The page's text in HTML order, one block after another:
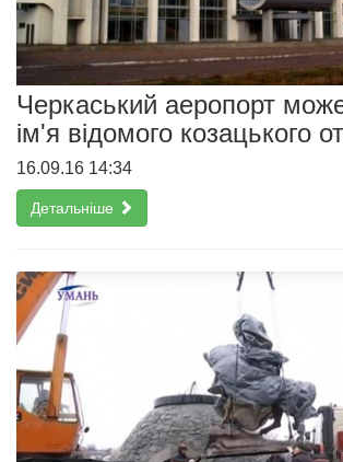
Черкаський аеропорт
ім'я відомого козацького
16.09.16 14:34
Детальніше